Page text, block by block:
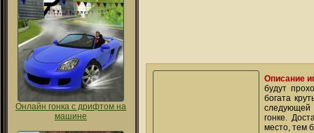
Онлайн гонка с дрифтом на
машине
Описание
будут
богата
следующей
гонке.
место, тем